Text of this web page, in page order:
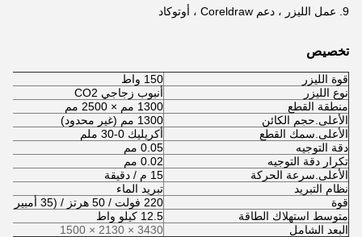
9. عمل الليزر ، دعم Coreldraw ، أوتوكاد
تخصيص
قوة الليزر
150 واط
نوع الليزر
أنبوب زجاجي CO2
منطقة القطع
1300 مم × 2500 مم
الأعلى.حجم الكائن
1300 مم (غير محدود)
الأعلى.سمك القطع
أكريليك 0-30 ملم
دقة التوجيه
0.05 مم
تكرار دقة التوجيه
0.02 مم
الأعلى.سرعة الحركة
15 م / دقيقة
نظام التبريد
تبريد الماء
قوة
220 فولت / 50 هرتز / (35 أمبير / 40 أمبير)
متوسط ​​استهلاك الطاقة
12.5 كيلو واط
البعد الشامل
3430 × 2130 × 1500